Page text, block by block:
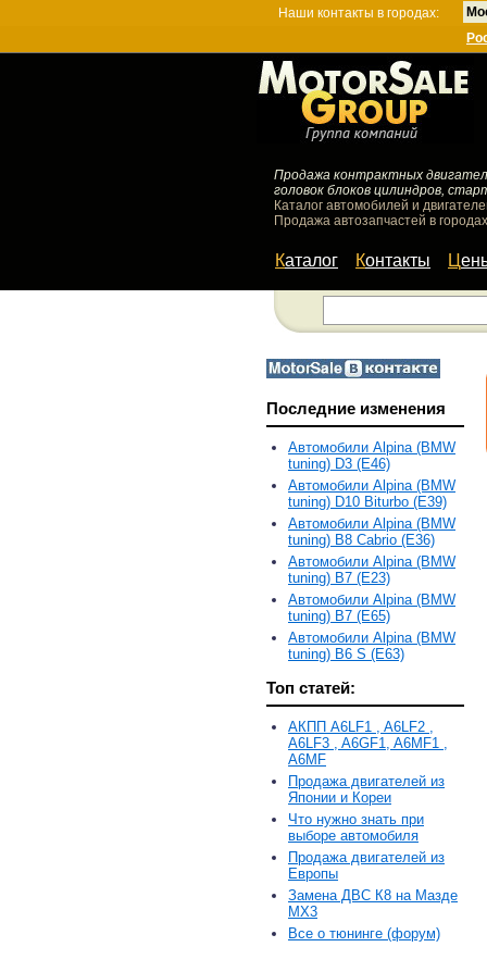
Наши контакты в городах:
Продажа контрактных
головок блоков цилиндров,
Каталог автомобилей и
Продажа автозапчастей в
Каталог Контакты
Последние изменения
Автомобили Alpina (BMW
tuning) D3 (E46)
Автомобили Alpina (BMW
tuning) D10 Biturbo (E39)
Автомобили Alpina (BMW
tuning) B8 Cabrio (E36)
Автомобили Alpina (BMW
tuning) B7 (E23)
Автомобили Alpina (BMW
tuning) B7 (E65)
Автомобили Alpina (BMW
tuning) B6 S (E63)
Топ статей:
АКПП A6LF1 , A6LF2 ,
A6LF3 , A6GF1, A6MF1 ,
A6MF
Продажа двигателей из
Японии и Кореи
Что нужно знать при
выборе автомобиля
Продажа двигателей из
Европы
Замена ДВС К8 на Мазде
MX3
Все о тюнинге (форум)